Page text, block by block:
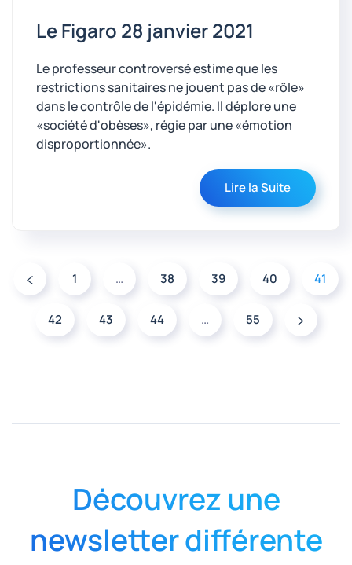
Le Figaro 28 janvier 2021
Le professeur controversé estime que les
restrictions sanitaires ne jouent pas de «rôle»
dans le contrôle de l'épidémie. Il déplore une
«société d'obèses», régie par une «émotion
disproportionnée».
Lire la Suite
1 … 38 39 40 41
42 43 44 … 55
Découvrez une
newsletter différente